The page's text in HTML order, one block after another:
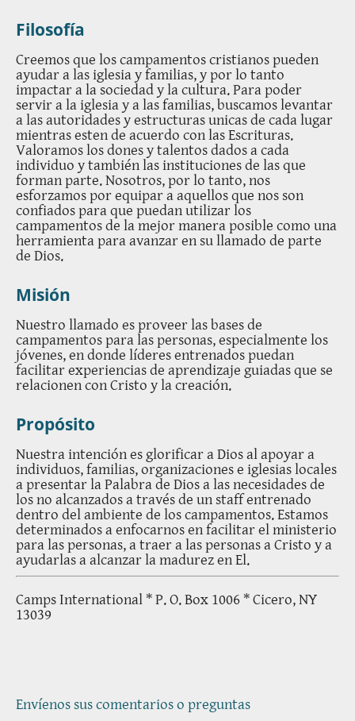
Filosofía
Creemos que los campamentos cristianos pueden
ayudar a las iglesia y familias, y por lo tanto
impactar a la sociedad y la cultura. Para poder
servir a la iglesia y a las familias, buscamos levantar
a las autoridades y estructuras unicas de cada lugar
mientras esten de acuerdo con las Escrituras.
Valoramos los dones y talentos dados a cada
individuo y también las instituciones de las que
forman parte. Nosotros, por lo tanto, nos
esforzamos por equipar a aquellos que nos son
confiados para que puedan utilizar los
campamentos de la mejor manera posible como una
herramienta para avanzar en su llamado de parte
de Dios.
Misión
Nuestro llamado es proveer las bases de
campamentos para las personas, especialmente los
jóvenes, en donde líderes entrenados puedan
facilitar experiencias de aprendizaje guiadas que se
relacionen con Cristo y la creación.
Propósito
Nuestra intención es glorificar a Dios al apoyar a
individuos, familias, organizaciones e iglesias locales
a presentar la Palabra de Dios a las necesidades de
los no alcanzados a través de un staff entrenado
dentro del ambiente de los campamentos. Estamos
determinados a enfocarnos en facilitar el ministerio
para las personas, a traer a las personas a Cristo y a
ayudarlas a alcanzar la madurez en El.
Camps International * P. O. Box 1006 * Cicero, NY
13039
Envíenos sus comentarios o preguntas